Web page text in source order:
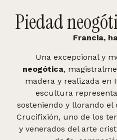
Piedad
Francia,
Una excepcional y
neogótica,
madera y realizada en
escultura
sosteniendo y llorando
Crucifixión, uno de los
y venerados del arte